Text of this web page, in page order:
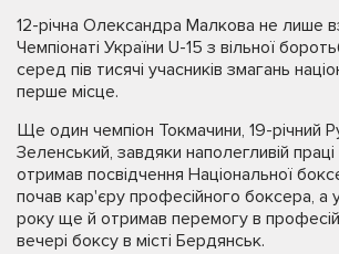
12-річна Олександра Малкова не лише
Чемпіонаті України U-15 з вільної
серед пів тисячі учасників змагань
перше місце.
Ще один чемпіон Токмачини, 19-річний
Зеленський, завдяки наполегливій праці
отримав посвідчення Національної
почав кар'єру професійного боксера, а
року ще й отримав перемогу в
вечері боксу в місті Бердянськ.